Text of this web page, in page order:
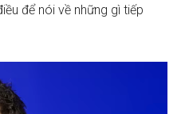
để nói về những gì tiếp